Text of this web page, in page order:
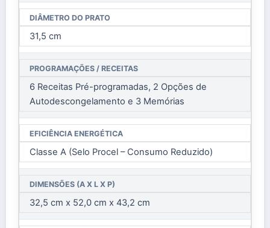
DIÂMETRO DO PRATO
31,5 cm
PROGRAMAÇÕES / RECEITAS
6 Receitas Pré-programadas, 2 Opções de
Autodescongelamento e 3 Memórias
EFICIÊNCIA ENERGÉTICA
Classe A (Selo Procel – Consumo Reduzido)
DIMENSÕES (A X L X P)
32,5 cm x 52,0 cm x 43,2 cm